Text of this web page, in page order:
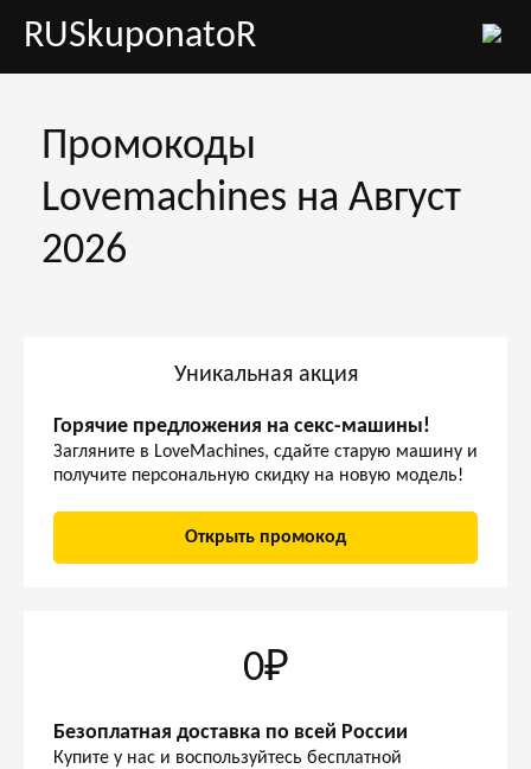
RUSkuponatoR
Промокоды
Lovemachines на Август
2026
Уникальная акция
Горячие предложения на секс-машины!
Загляните в LoveMachines, сдайте старую машину и
получите персональную скидку на новую модель!
Открыть промокод
0₽
Безоплатная доставка по всей России
Купите у нас и воспользуйтесь бесплатной